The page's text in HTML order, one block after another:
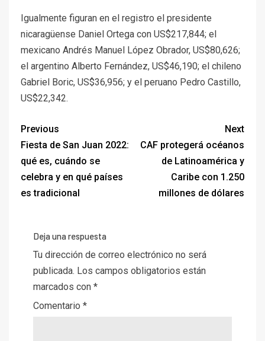
Igualmente figuran en el registro el presidente
nicaragüense Daniel Ortega con US$217,844; el
mexicano Andrés Manuel López Obrador, US$80,626;
el argentino Alberto Fernández, US$46,190; el chileno
Gabriel Boric, US$36,956; y el peruano Pedro Castillo,
US$22,342.
Previous
Fiesta de San Juan 2022:
qué es, cuándo se
celebra y en qué países
es tradicional
Next
CAF protegerá océanos
de Latinoamérica y
Caribe con 1.250
millones de dólares
Deja una respuesta
Tu dirección de correo electrónico no será
publicada. Los campos obligatorios están
marcados con *
Comentario *